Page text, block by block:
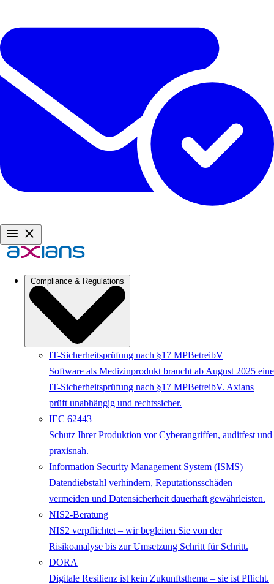
Compliance & Regulations
IT-Sicherheitsprüfung nach §17 MPBetreibV
Software als Medizinprodukt braucht ab August 2025 eine
IT-Sicherheitsprüfung nach §17 MPBetreibV. Axians
prüft unabhängig und rechtssicher.
IEC 62443
Schutz Ihrer Produktion vor Cyberangriffen, auditfest und
praxisnah.
Information Security Management System (ISMS)
Datendiebstahl verhindern, Reputationsschäden
vermeiden und Datensicherheit dauerhaft gewährleisten.
NIS2-Beratung
NIS2 verpflichtet – wir begleiten Sie von der
Risikoanalyse bis zur Umsetzung Schritt für Schritt.
DORA
Digitale Resilienz ist kein Zukunftsthema – sie ist Pflicht.